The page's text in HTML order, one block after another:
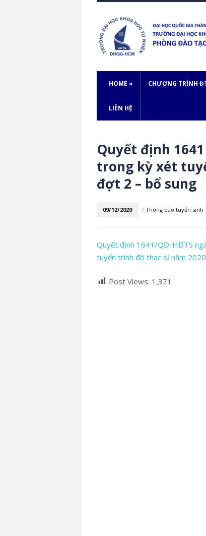
HOME » CHƯƠNG TRÌNH
LIÊN HỆ
Quyết định
trong kỳ xét
đợt 2 – bổ sung
09/12/2020 / Thông báo tuyển sinh
Quyết định 1641/QĐ-HĐTS
tuyển trình độ thạc sĩ năm
Post Views: 1,371